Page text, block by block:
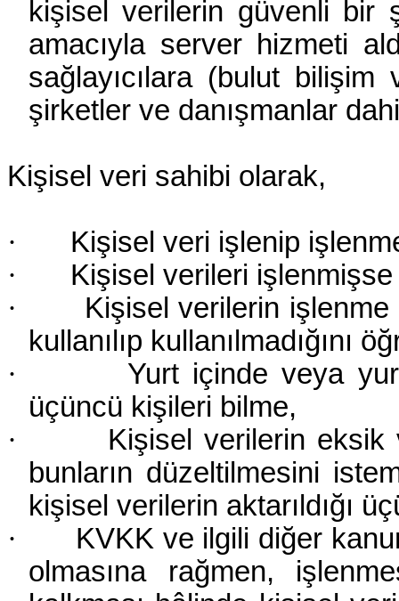
kişisel verilerin güvenli bir
amacıyla server hizmeti
sağlayıcılara (bulut
şirketler ve danışmanlar
Kişisel veri sahibi olarak,
·
Kişisel veri işlenip
·
Kişisel verileri
·
Kişisel verilerin işlenme
kullanılıp kullanılmadığını
·
Yurt içinde veya
üçüncü kişileri bilme,
·
Kişisel verilerin eksik
bunların düzeltilmesini
kişisel verilerin aktarıldığı
·
KVKK ve ilgili diğer
olmasına rağmen,